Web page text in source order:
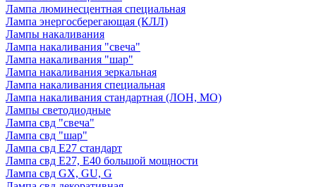
Лампа люминесцентная специальная
Лампа энергосберегающая (КЛЛ)
Лампы накаливания
Лампа накаливания "свеча"
Лампа накаливания "шар"
Лампа накаливания зеркальная
Лампа накаливания специальная
Лампа накаливания стандартная (ЛОН, МО)
Лампы светодиодные
Лампа свд "свеча"
Лампа свд "шар"
Лампа свд E27 стандарт
Лампа свд E27, Е40 большой мощности
Лампа свд GX, GU, G